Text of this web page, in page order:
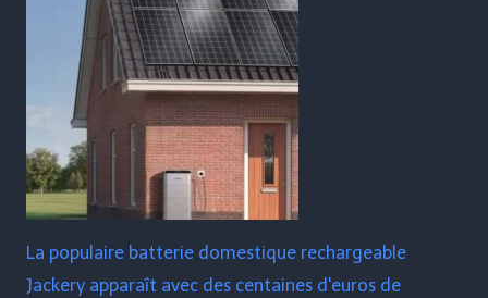
La populaire batterie domestique rechargeable
Jackery apparaît avec des centaines d'euros de